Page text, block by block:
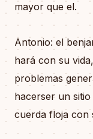
mayor que el.
Antonio: el
hará con su
problemas
hacerser un
cuerda floja con